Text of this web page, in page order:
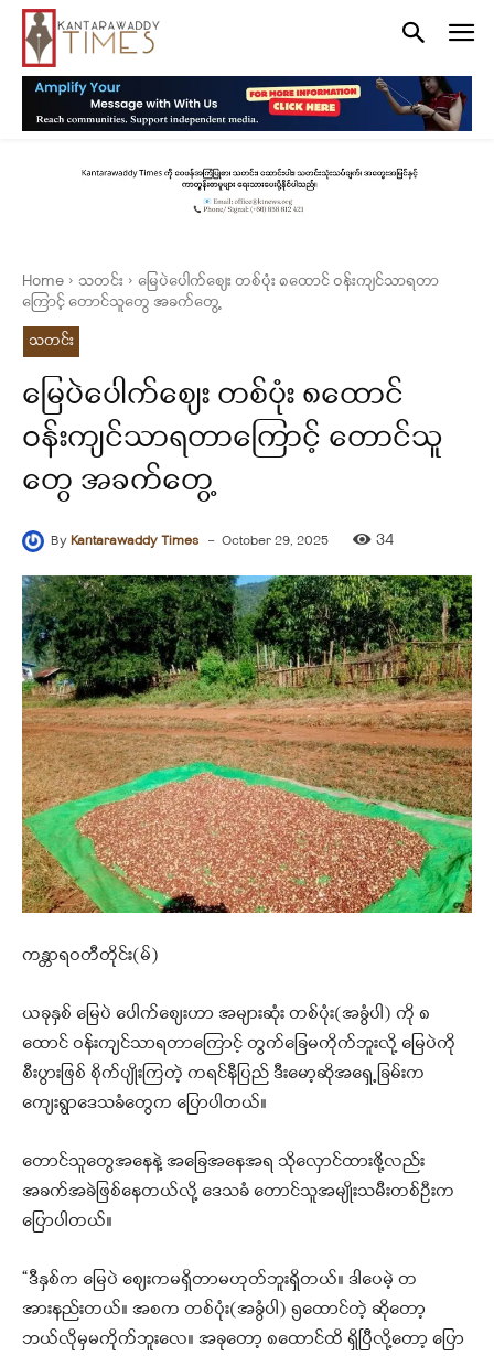
Home သတင်း
မြေပဲပေါက်စျေး တစ်ပုံး ၈ထောင် ဝန်းကျင်သာရတာ
ကြောင့် တောင်သူတွေ အခက်တွေ့
သတင်း
မြေပဲပေါက်စျေး တစ်ပုံး ၈ထောင်
ဝန်းကျင်သာရတာကြောင့် တောင်သူ
တွေ အခက်တွေ့
ByKantarawaddy Times - October 29, 2025 34
ကန္တာရဝတီတိုင်း(မ်)
ယခုနှစ် မြေပဲ ပေါက်စျေးဟာ အများဆုံး တစ်ပုံး(အခွံပါ) ကို ၈
ထောင် ဝန်းကျင်သာရတာကြောင့် တွက်ခြေမကိုက်ဘူးလို့ မြေပဲကို
စီးပွားဖြစ် စိုက်ပျိုးကြတဲ့ ကရင်နီပြည် ဒီးမော့ဆိုအရှေ့ခြမ်းက
ကျေးရွာဒေသခံတွေက ပြောပါတယ်။
တောင်သူတွေအနေနဲ့ အခြေအနေအရ သိုလှောင်ထားဖို့လည်း
အခက်အခဲဖြစ်နေတယ်လို့ ဒေသခံ တောင်သူအမျိုးသမီးတစ်ဦးက
ပြောပါတယ်။
“ဒီနှစ်က မြေပဲ စျေးကမရှိတာမဟုတ်ဘူးရှိတယ်။ ဒါပေမဲ့ တ
အားနည်းတယ်။ အစက တစ်ပုံး(အခွံပါ) ၅ထောင်တဲ့ ဆိုတော့
ဘယ်လိုမှမကိုက်ဘူးလေ။ အခုတော့ ၈ထောင်ထိ ရှိပြီလို့တော့ ပြော